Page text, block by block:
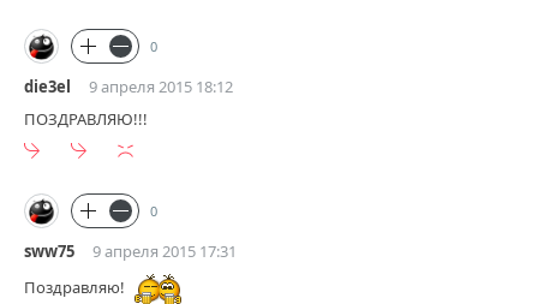
0
die3el
9 апреля 2015 18:12
ПОЗДРАВЛЯЮ!!!
0
sww75
9 апреля 2015 17:31
Поздравляю!